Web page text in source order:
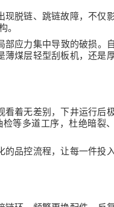
现脱链、跳链故障，不仅
。
部应力集中导致的破损。
薄煤层轻型刮板机，还是
看着无差别，下井运行后
等多道工序，杜绝暗裂
的品控流程，让每一件投